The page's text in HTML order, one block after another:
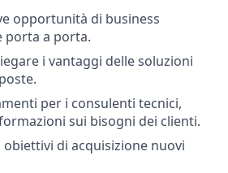
opportunità di business
porta a porta.
i vantaggi delle soluzioni
per i consulenti tecnici,
sui bisogni dei clienti.
di acquisizione nuovi